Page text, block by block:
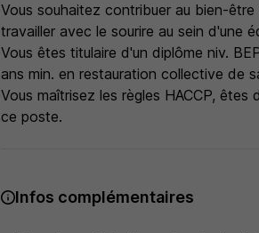
Vous souhaitez contribuer au bien-
travailler avec le sourire au sein d'une
Vous êtes titulaire d'un diplôme niv.
ans min. en restauration collective de
Vous maîtrisez les règles HACCP,
ce poste.
Infos complémentaires